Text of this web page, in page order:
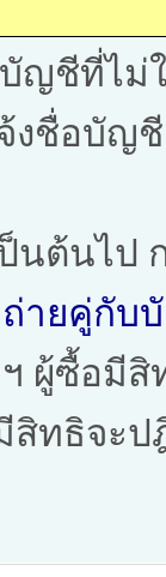
บัญชีที่ไ
ชื่อบัญชี
ป็นต้นไ
ายคู่กับ
ผู้ซื้อมี
ทธิจะป